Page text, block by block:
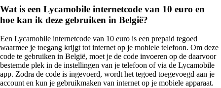
Wat is een Lycamobile internetcode van 10 euro en
hoe kan ik deze gebruiken in België?
Een Lycamobile internetcode van 10 euro is een prepaid tegoed
waarmee je toegang krijgt tot internet op je mobiele telefoon. Om deze
code te gebruiken in België, moet je de code invoeren op de daarvoor
bestemde plek in de instellingen van je telefoon of via de Lycamobile
app. Zodra de code is ingevoerd, wordt het tegoed toegevoegd aan je
account en kun je gebruikmaken van internet op je mobiele apparaat.